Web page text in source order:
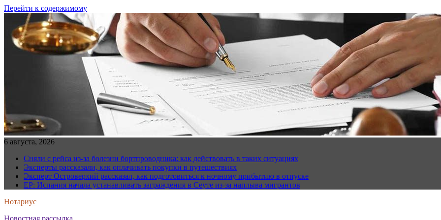
Перейти к содержимому
6 августа, 2026
Сняли с рейса из-за болезни бортпроводника: как действовать в таких ситуациях
Эксперты рассказали, как оплачивать покупки в путешествиях
Эксперт Островерхий рассказал, как подготовиться к ночному прибытию в отпуске
EP: Испания начала устанавливать заграждения в Сеуте из-за наплыва мигрантов
Нотариус
Новостная рассылка